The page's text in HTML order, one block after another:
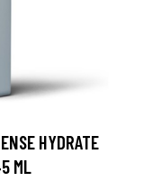
HYDRATE
ML